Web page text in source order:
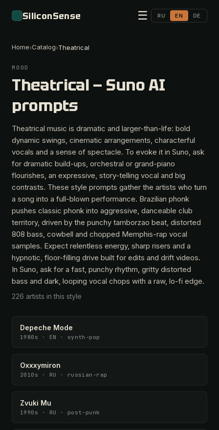
SiliconSense ☰ RU EN DE
Home›Catalog›Theatrical
MOOD
Theatrical — Suno AI
prompts
Theatrical music is dramatic and larger-than-life: bold
dynamic swings, cinematic arrangements, characterful
vocals and a sense of spectacle. To evoke it in Suno, ask
for dramatic build-ups, orchestral or grand-piano
flourishes, an expressive, story-telling vocal and big
contrasts. These style prompts gather the artists who turn
a song into a full-blown performance. Brazilian phonk
pushes classic phonk into aggressive, danceable club
territory, driven by the punchy tamborzao beat, distorted
808 bass, cowbell and chopped Memphis-rap vocal
samples. Expect relentless energy, sharp risers and a
hypnotic, floor-filling drive built for edits and drift videos.
In Suno, ask for a fast, punchy rhythm, gritty distorted
bass and dark, looping vocal chops with a raw, lo-fi edge.
226 artists in this style
Depeche Mode
1980s · EN · synth-pop
Oxxxymiron
2010s · RU · russian-rap
Zvuki Mu
1990s · RU · post-punk